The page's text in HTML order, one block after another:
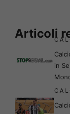
Articoli
in